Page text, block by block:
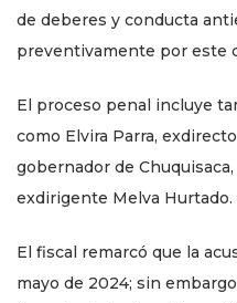
de deberes y conducta
preventivamente por este
El proceso penal incluye
como Elvira Parra,
gobernador de
exdirigente Melva Hurtado.
El fiscal remarcó que la
mayo de 2024; sin